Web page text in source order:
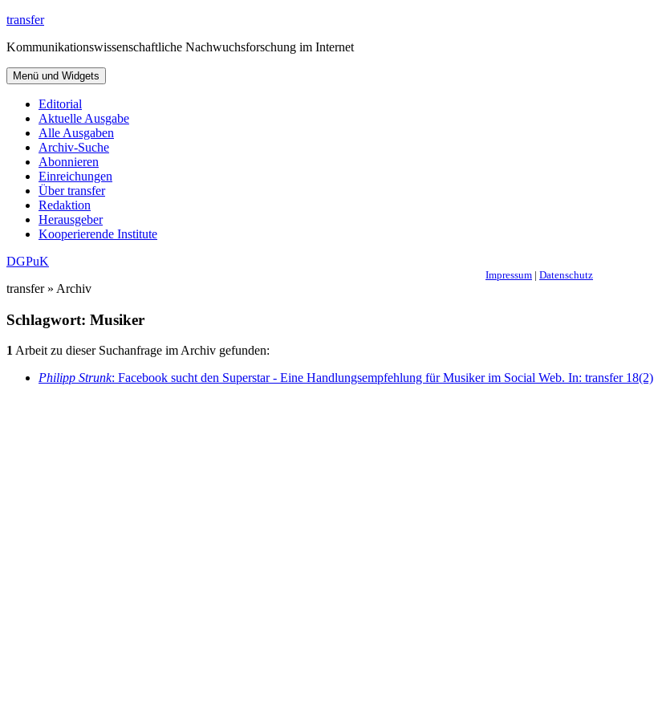
Zum
springen
transfer
Kommunikationswissenschaftliche Nachwuchsforschung im Internet
Menü und Widgets
Editorial
Aktuelle Ausgabe
Alle Ausgaben
Archiv-Suche
Abonnieren
Einreichungen
Über transfer
Redaktion
Herausgeber
Kooperierende Institute
DGPuK
Impressum | Datenschutz
transfer » Archiv
Schlagwort: Musiker
1Arbeit zu dieser Suchanfrage im Archiv gefunden:
Philipp Strunk: Facebook sucht den Superstar - Eine Handlungsempfehlung für Musiker im Social Web. In: transfer 18(2)